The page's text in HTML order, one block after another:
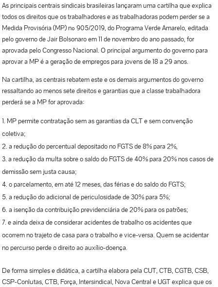
As principais centrais sindicais brasileiras lançaram uma cartilha que explica
todos os direitos que os trabalhadores e as trabalhadoras podem perder se a
Medida Provisória (MP) nº 905/2019, do Programa Verde Amarelo, editada
pelo governo de Jair Bolsonaro em 11 de novembro do ano passado, for
aprovada pelo Congresso Nacional. O principal argumento do governo para
aprovar a MP é a geração de empregos para jovens de 18 a 29 anos.
Na cartilha, as centrais rebatem este e os demais argumentos do governo
ressaltando ao menos sete direitos e garantias que a classe trabalhadora
perderá se a MP for aprovada:
MP permite contratação sem as garantias da CLT e sem convenção
coletiva;
a redução do percentual depositado no FGTS de 8% para 2%,
a redução da multa sobre o saldo do FGTS de 40% para 20% nos casos de
demissão sem justa causa;
o parcelamento, em até 12 meses, das férias e do saldo do FGTS;
a redução do adicional de periculosidade de 30% para 5%;
a isenção da contribuição previdenciária de 20% para os patrões;
e ainda deixa de considerar acidentes de trabalho os acidentes que
ocorrem no trajeto de casa para o trabalho e vice-versa. Quem se acidentar
no percurso perde o direito ao auxílio-doença.
De forma simples e didática, a cartilha elabora pela CUT, CTB, CGTB, CSB,
CSP-Conlutas, CTB, Força, Intersindical, Nova Central e UGT explica que os